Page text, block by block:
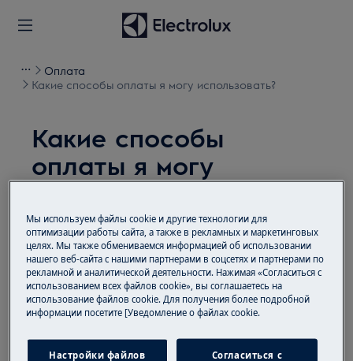
Оплата
Какие способы оплаты я могу использовать?
Какие способы
оплаты я могу
использовать?
Проблема
Какие способы оплаты я могу использовать?
Решение
после предоплаты. Оплатить заказ можно на
Мы используем файлы cookie и другие технологии для
оптимизации работы сайта, а также в рекламных и маркетинговых
целях. Мы также обмениваемся информацией об использовании
нашего веб-сайта с нашими партнерами в соцсетях и партнерами по
рекламной и аналитической деятельности. Нажимая «Согласиться с
использованием всех файлов cookie», вы соглашаетесь на
использование файлов cookie. Для получения более подробной
информации посетите [Уведомление о файлах cookie.
Настройки файлов
Согласиться с